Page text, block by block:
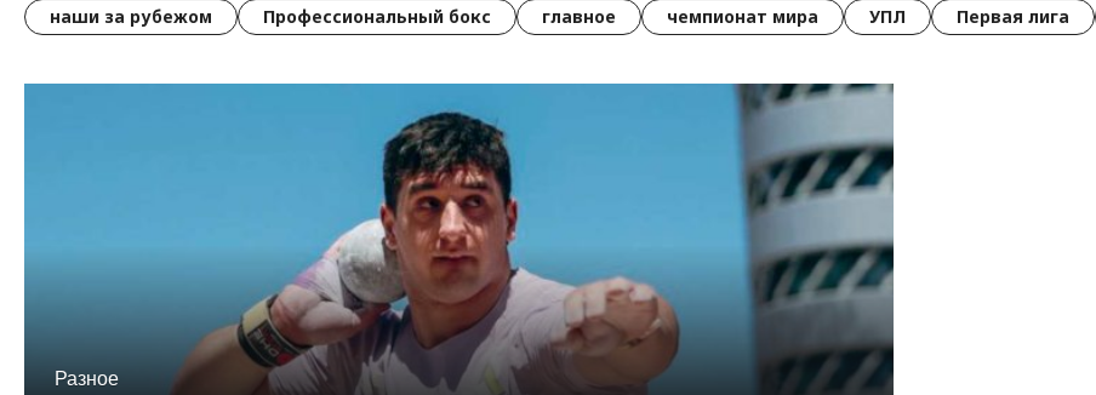
наши за рубежом
Профессиональный бокс главное чемпионат мира УПЛ Первая лига
Разное